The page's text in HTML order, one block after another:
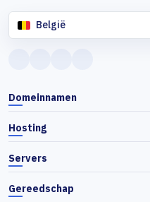
België
Domeinnamen
Hosting
Servers
Gereedschap